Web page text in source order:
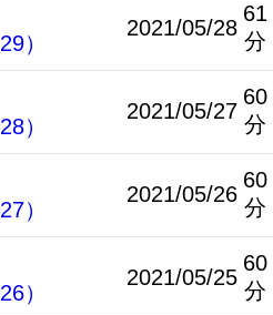
）
2021/05/28
61
分
）
2021/05/27
60
分
）
2021/05/26
60
分
）
2021/05/25
60
分